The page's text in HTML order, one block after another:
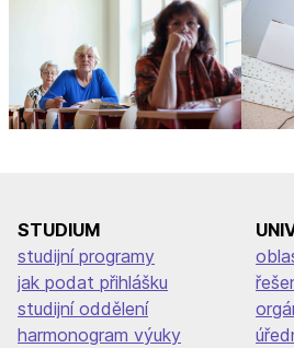
STUDIUM
studijní programy
jak podat přihlášku
studijní oddělení
harmonogram výuky